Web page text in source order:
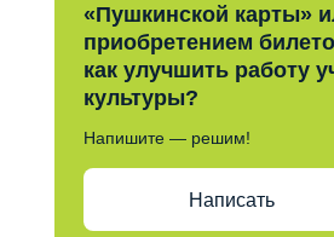
«Пушкинской карты»
приобретением
как улучшить работу
культуры?
Напишите — решим!
Написать